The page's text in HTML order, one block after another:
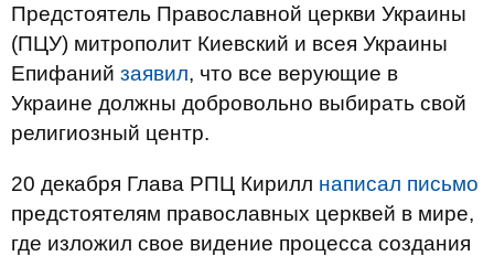
Предстоятель Православной церкви Украины
(ПЦУ) митрополит Киевский и всея Украины
Епифаний заявил, что все верующие в
Украине должны добровольно выбирать свой
религиозный центр.
20 декабря Глава РПЦ Кирилл написал письмо
предстоятелям православных церквей в мире,
где изложил свое видение процесса создания